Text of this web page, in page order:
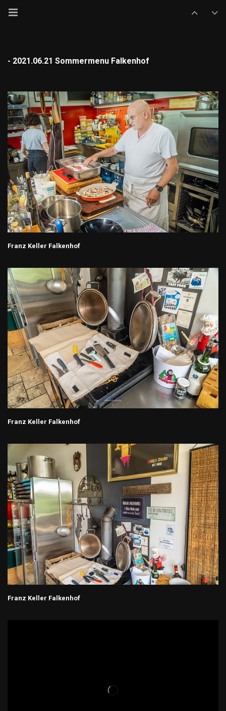
- 2021.06.21 Sommermenu Falkenhof
Franz Keller Falkenhof
Franz Keller Falkenhof
Franz Keller Falkenhof